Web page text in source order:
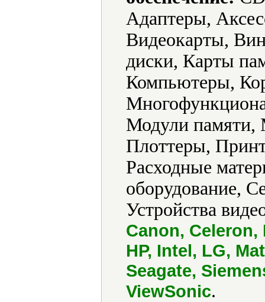
Адаптеры,
Видеокарты,
диски, Карты
Компьютеры,
Модули памяти,
Плоттеры,
Расходные
оборудование,
Устройства
Canon, Celeron,
HP, Intel, LG,
Seagate,
ViewSonic.